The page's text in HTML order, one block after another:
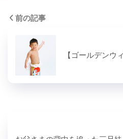
前の記事
【ゴールデンウ